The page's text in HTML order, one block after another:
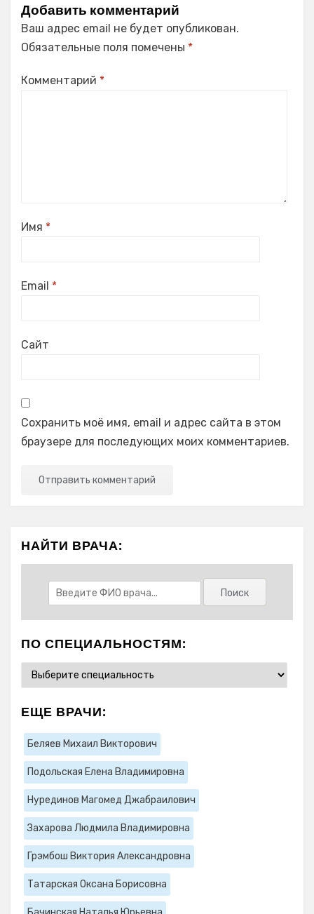
Добавить комментарий
Ваш адрес email не будет опубликован.
Обязательные поля помечены *
Комментарий *
Имя *
Email *
Сайт
Сохранить моё имя, email и адрес сайта в этом
браузере для последующих моих комментариев.
НАЙТИ ВРАЧА:
ПО СПЕЦИАЛЬНОСТЯМ:
ЕЩЕ ВРАЧИ:
Беляев Михаил Викторович
Подольская Елена Владимировна
Нурединов Магомед Джабраилович
Захарова Людмила Владимировна
Грэмбош Виктория Александровна
Татарская Оксана Борисовна